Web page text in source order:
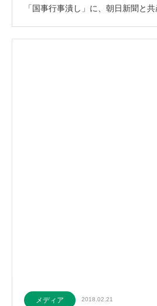
「国事行事潰し」に、朝日新聞と
メディア 2018.02.21